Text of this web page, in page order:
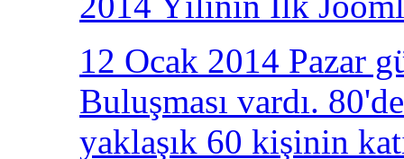
12 Ocak 2014 Pazar
Buluşması vardı.
yaklaşık 60 kişinin